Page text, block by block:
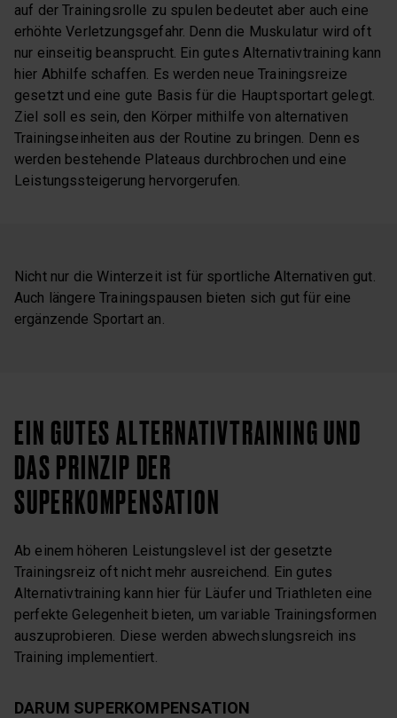
auf der Trainingsrolle zu spulen bedeutet aber auch eine
erhöhte Verletzungsgefahr. Denn die Muskulatur wird oft
nur einseitig beansprucht. Ein gutes Alternativtraining kann
hier Abhilfe schaffen. Es werden neue Trainingsreize
gesetzt und eine gute Basis für die Hauptsportart gelegt.
Ziel soll es sein, den Körper mithilfe von alternativen
Trainingseinheiten aus der Routine zu bringen. Denn es
werden bestehende Plateaus durchbrochen und eine
Leistungssteigerung hervorgerufen.
Nicht nur die Winterzeit ist für sportliche Alternativen gut.
Auch längere Trainingspausen bieten sich gut für eine
ergänzende Sportart an.
EIN GUTES ALTERNATIVTRAINING UND
DAS PRINZIP DER
SUPERKOMPENSATION
Ab einem höheren Leistungslevel ist der gesetzte
Trainingsreiz oft nicht mehr ausreichend. Ein gutes
Alternativtraining kann hier für Läufer und Triathleten eine
perfekte Gelegenheit bieten, um variable Trainingsformen
auszuprobieren. Diese werden abwechslungsreich ins
Training implementiert.
DARUM SUPERKOMPENSATION